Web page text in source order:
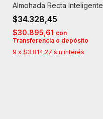
Almohada Recta Inteligente
$34.328,45
$30.895,61 con
Transferencia o depósito
9 x $3.814,27 sin interés